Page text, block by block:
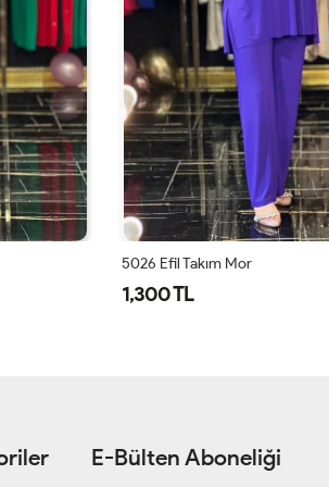
1,100 TL
E-Bülten Aboneliği